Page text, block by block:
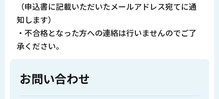
（申込書に記載いただいたメールアドレス宛てに通
知します）
・不合格となった方への連絡は行いませんのでご了
承ください。
お問い合わせ